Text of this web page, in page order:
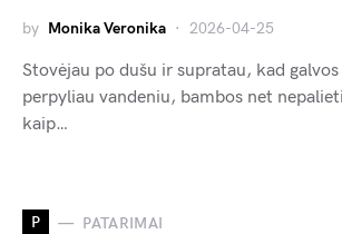
by Monika Veronika 2026-04-25
Stovėjau po dušu ir supratau, kad
perpyliau vandeniu, bambos net
kaip…
P PATARIMAI